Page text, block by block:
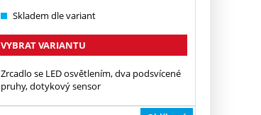
Skladem dle variant
VYBRAT VARIANTU
Zrcadlo se LED osvětlením, dva podsvícené
pruhy, dotykový sensor